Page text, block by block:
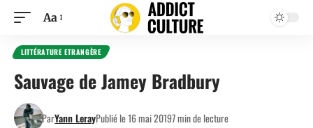
Aa
LITTÉRATURE ETRANGÈRE
Sauvage de Jamey Bradbury
ParYann LerayPublié le 16 mai 20197 min de lecture